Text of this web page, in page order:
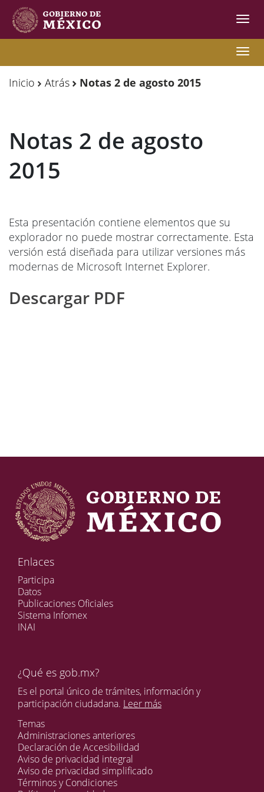
de
Y
Movilidades
de
Y
Movilidades
Inicio Atrás Notas 2 de agosto 2015
Notas 2 de agosto
2015
Esta presentación contiene elementos que su
explorador no puede mostrar correctamente. Esta
versión está diseñada para utilizar versiones más
modernas de Microsoft Internet Explorer.
Descargar PDF
Enlaces
Participa
Datos
Publicaciones Oficiales
Sistema Infomex
INAI
¿Qué es gob.mx?
Es el portal único de trámites, información y
participación ciudadana. Leer más
Temas
Administraciones anteriores
Declaración de Accesibilidad
Aviso de privacidad integral
Aviso de privacidad simplificado
Términos y Condiciones